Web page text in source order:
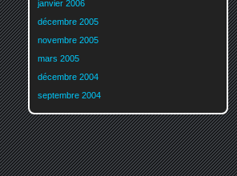
janvier 2006
décembre 2005
novembre 2005
mars 2005
décembre 2004
septembre 2004